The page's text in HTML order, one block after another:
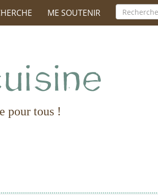
ME SOUTENIR
pour tous !